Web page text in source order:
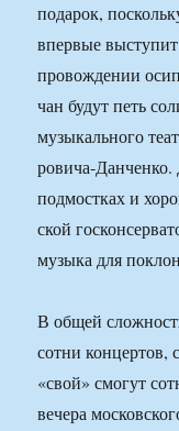
подарок,
впервые
провождении
чан будут петь
музыкального
ровича-Данченко.
подмостках и
ской
музыка для
В общей
сотни концертов,
«свой» смогут
вечера